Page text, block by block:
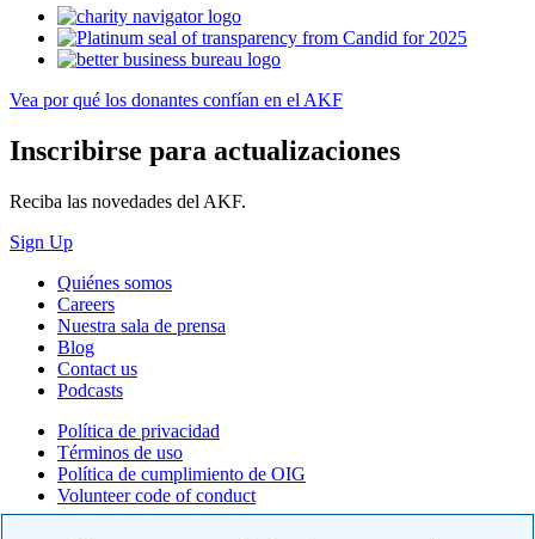
Vea por qué los donantes confían en el AKF
Inscribirse para actualizaciones
Reciba las novedades del AKF.
Sign Up
Quiénes somos
Careers
Nuestra sala de prensa
Blog
Contact us
Podcasts
Política de privacidad
Términos de uso
Política de cumplimiento de OIG
Volunteer code of conduct